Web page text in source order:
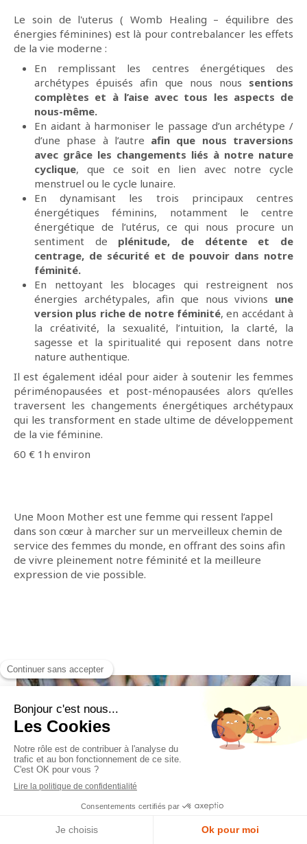
Le soin de l'uterus ( Womb Healing – équilibre des
énergies féminines) est là pour contrebalancer les effets
de la vie moderne :
En remplissant les centres énergétiques des
archétypes épuisés afin que nous nous sentions
complètes et à l’aise avec tous les aspects de
nous-même.
En aidant à harmoniser le passage d’un archétype /
d’une phase à l’autre afin que nous traversions
avec grâce les changements liés à notre nature
cyclique, que ce soit en lien avec notre cycle
menstruel ou le cycle lunaire.
En dynamisant les trois principaux centres
énergétiques féminins, notamment le centre
énergétique de l’utérus, ce qui nous procure un
sentiment de plénitude, de détente et de
centrage, de sécurité et de pouvoir dans notre
féminité.
En nettoyant les blocages qui restreignent nos
énergies archétypales, afin que nous vivions une
version plus riche de notre féminité, en accédant à
la créativité, la sexualité, l’intuition, la clarté, la
sagesse et la spiritualité qui reposent dans notre
nature authentique.
Il est également idéal pour aider à soutenir les femmes
périménopausées et post-ménopausées alors qu’elles
traversent les changements énergétiques archétypaux
qui les transforment en stade ultime de développement
de la vie féminine.
60 € 1h environ
Une Moon Mother est une femme qui ressent l’appel
dans son cœur à marcher sur un merveilleux chemin de
service des femmes du monde, en offrant des soins afin
de vivre pleinement notre féminité et la meilleure
expression de vie possible.